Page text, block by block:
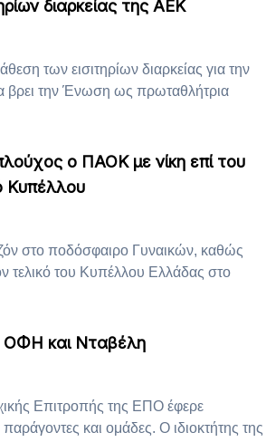
διαρκείας της ΑΕΚ
των εισιτηρίων διαρκείας για την
βρει την Ένωση ως πρωταθλήτρια
ο ΠΑΟΚ με νίκη επί του
Κυπέλλου
στο ποδόσφαιρο Γυναικών, καθώς
τελικό του Κυπέλλου Ελλάδας στο
ΟΦΗ και Νταβέλη
Επιτροπής της ΕΠΟ έφερε
και ομάδες. Ο ιδιοκτήτης της